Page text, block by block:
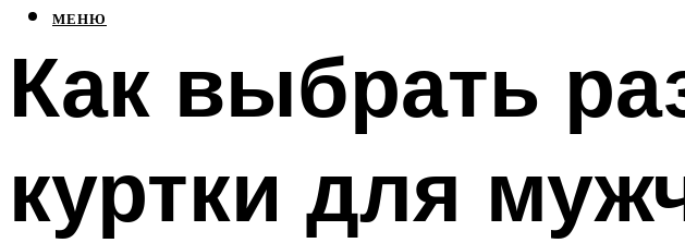
МЕНЮ
Как выбрать
куртки для